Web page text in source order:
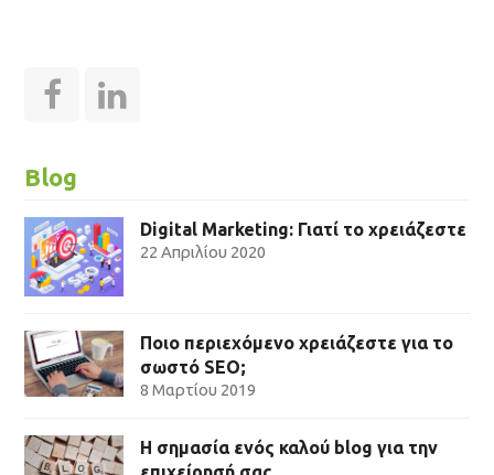
F
c
e
b
o
o
k
L
k
e
d
I
n
Blog
Digital Marketing: Γιατί το χρειάζεστε
22 Απριλίου 2020
Ποιο περιεχόμενο χρειάζεστε για το
σωστό SEO;
8 Μαρτίου 2019
Η σημασία ενός καλού blog για την